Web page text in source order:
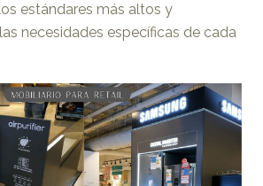
estándares más altos y
necesidades específicas de cada